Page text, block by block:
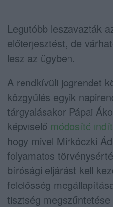
Legutóbb leszavazták
előterjesztést, de
lesz az ügyben.
A rendkívüli jogrendet
közgyűlés egyik
tárgyalásakor Pápai
képviselő módosító
hogy mivel Mirkóczki
folyamatos
bírósági eljárást kell
felelősség
tisztség